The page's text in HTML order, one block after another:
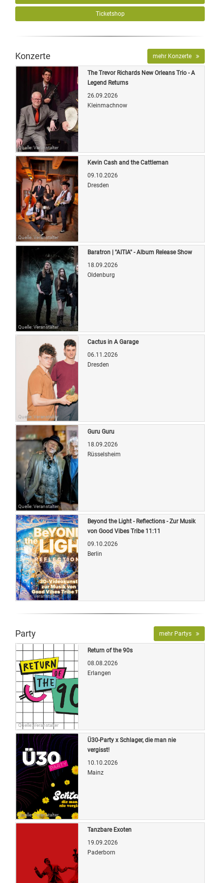
Ticketshop
Konzerte mehr Konzerte
Quelle: Veranstalter
The Trevor Richards New Orleans Trio - A
Legend Returns
26.09.2026
Kleinmachnow
Quelle: Veranstalter
Kevin Cash and the Cattleman
09.10.2026
Dresden
Quelle: Veranstalter
Baratron | "AITIA" - Album Release Show
18.09.2026
Oldenburg
Quelle: Veranstalter
Cactus in A Garage
06.11.2026
Dresden
Quelle: Veranstalter
Guru Guru
18.09.2026
Rüsselsheim
Quelle: Veranstalter
Beyond the Light - Reflections - Zur Musik
von Good Vibes Tribe 11:11
09.10.2026
Berlin
Party mehr Partys
Quelle: Veranstalter
Return of the 90s
08.08.2026
Erlangen
Quelle: Veranstalter
Ü30-Party x Schlager, die man nie
vergisst!
10.10.2026
Mainz
Tanzbare Exoten
19.09.2026
Paderborn